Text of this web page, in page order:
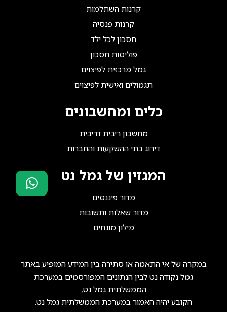
קרנות השתלמות
קרנות פנסיה
חסכון לכל ילד
פוליסות חסכון
גמל מרכזית לפיצוים
תגמולים ואישית לפיצוים
כלים ומחשבונים
מחשבון ריבית דריבית
דירוג בתי ההשקעות והחברות
המגזין של גמל נט
מדור פיננסים
מדור שאלות ותשובות
מילון מונחים
במקרה של אי התאמה או סתירה בין המידע המופיע באתר
גמל נקודה נט לבין הנתונים המפורסמים במערכת
הממשלתית גמל נט,
הקובע יהיה האמור במערכת הממשלתית גמל נט.